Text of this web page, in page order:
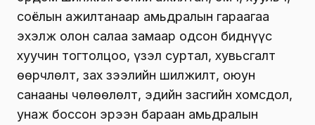
соёлын ажилтанаар амьдралын гараагаа
эхэлж олон салаа замаар одсон биднүүс
хуучин тогтолцоо, үзэл суртал, хувьсгалт
өөрчлөлт, зах зээлийн шилжилт, оюун
санааны чөлөөлөлт, эдийн засгийн хомсдол,
унаж боссон эрээн бараан амьдралын